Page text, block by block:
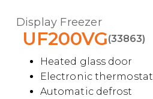
Display Freezer
UF200VG(33863)
Heated glass door
Electronic thermostat
Automatic defrost